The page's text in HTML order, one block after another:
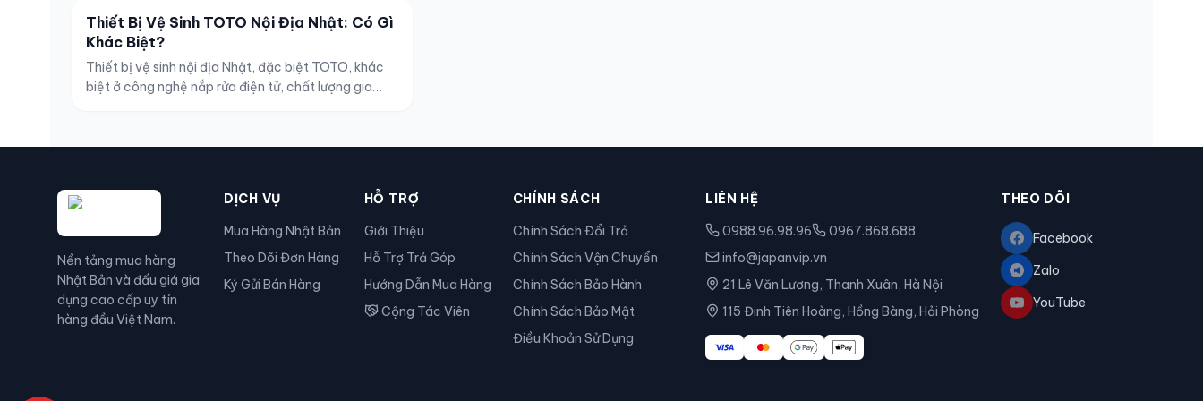
Thiết Bị Vệ Sinh TOTO Nội Địa Nhật: Có Gì
Khác Biệt?
Thiết bị vệ sinh nội địa Nhật, đặc biệt TOTO, khác
biệt ở công nghệ nắp rửa điện tử, chất lượng gia
dùng tại Việt Nam. Japan VIP phân phối hàng nội địa
Nền tảng mua hàng
Nhật Bản và đấu giá gia
dụng cao cấp uy tín
hàng đầu Việt Nam.
DỊCH VỤ
Mua Hàng Nhật Bản
Theo Dõi Đơn Hàng
Ký Gửi Bán Hàng
HỖ TRỢ
Giới Thiệu
Hỗ Trợ Trả Góp
Hướng Dẫn Mua Hàng
Cộng Tác Viên
CHÍNH SÁCH
Chính Sách Đổi Trả
Chính Sách Vận Chuyển
Chính Sách Bảo Hành
Chính Sách Bảo Mật
Điều Khoản Sử Dụng
LIÊN HỆ
0988.96.98.96
0967.868.688
info@japanvip.vn
21 Lê Văn Lương, Thanh Xuân, Hà Nội
115 Đinh Tiên Hoàng, Hồng Bàng, Hải Phòng
THEO DÕI
Facebook
Zalo
YouTube